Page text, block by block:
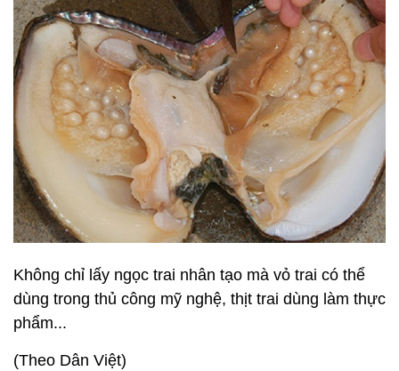
Không chỉ lấy ngọc trai nhân tạo mà vỏ trai có thể
dùng trong thủ công mỹ nghệ, thịt trai dùng làm thực
phẩm...
(Theo Dân Việt)